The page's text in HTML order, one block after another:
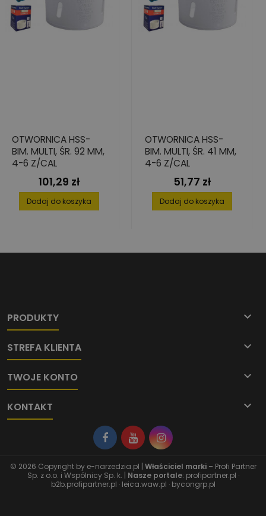
OTWORNICA HSS-
BIM. MULTI, ŚR. 92 MM,
4-6 Z/CAL
Cena
101,29 zł
Dodaj do koszyka
OTWORNICA HSS-
BIM. MULTI, ŚR. 41 MM,
4-6 Z/CAL
Cena
51,77 zł
Dodaj do koszyka
PRODUKTY 
STREFA KLIENTA 
TWOJE KONTO 
KONTAKT 
© 2026 Copyright by e-narzedzia.pl | Właściciel marki– Profi Partner
Sp. z o.o. i Wspólnicy Sp. k. | Nasze portale: profipartner.pl ·
b2b.profipartner.pl · leica.waw.pl · bycongrp.pl